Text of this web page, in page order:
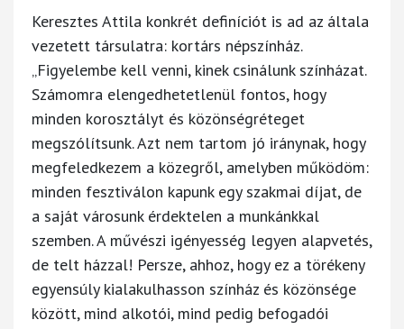
Keresztes Attila konkrét definíciót is ad az általa
vezetett társulatra: kortárs népszínház.
„Figyelembe kell venni, kinek csinálunk színházat.
Számomra elengedhetetlenül fontos, hogy
minden korosztályt és közönségréteget
megszólítsunk. Azt nem tartom jó iránynak, hogy
megfeledkezem a közegről, amelyben működöm:
minden fesztiválon kapunk egy szakmai díjat, de
a saját városunk érdektelen a munkánkkal
szemben. A művészi igényesség legyen alapvetés,
de telt házzal! Persze, ahhoz, hogy ez a törékeny
egyensúly kialakulhasson színház és közönsége
között, mind alkotói, mind pedig befogadói